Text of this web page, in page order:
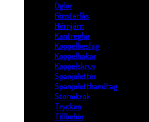
Öglor
Fönsterlås
Hörnjärn
Kantreglar
Koppelbeslag
Koppelhakar
Koppelskruv
Spanjoletter
Spanjoletthandtag
Stormkrok
Trycken
Tillbehör